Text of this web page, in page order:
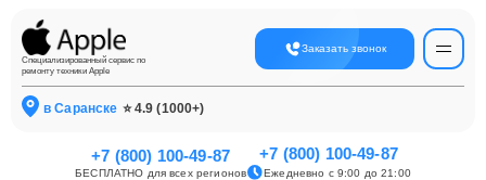
Специализированный сервис по
ремонту техники Apple
Заказать звонок
в Саранске ⭐ 4.9 (1000+)
+7 (800) 100-49-87
БЕСПЛАТНО для всех регионов
+7 (800) 100-49-87
Ежедневно с 9:00 до 21:00